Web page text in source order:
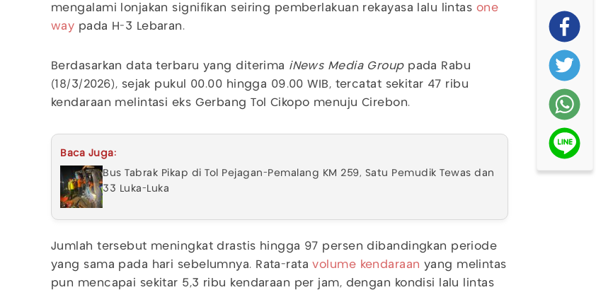
mengalami lonjakan signifikan seiring pemberlakuan rekayasa lalu lintas one
way pada H-3 Lebaran.
Berdasarkan data terbaru yang diterima iNews Media Grouppada Rabu
(18/3/2026), sejak pukul 00.00 hingga 09.00 WIB, tercatat sekitar 47 ribu
kendaraan melintasi eks Gerbang Tol Cikopo menuju Cirebon.
Baca Juga:
Bus Tabrak Pikap di Tol Pejagan-Pemalang KM 259, Satu Pemudik Tewas dan
33 Luka-Luka
Jumlah tersebut meningkat drastis hingga 97 persen dibandingkan periode
yang sama pada hari sebelumnya. Rata-ratavolume kendaraan yang melintas
pun mencapai sekitar 5,3 ribu kendaraan per jam, dengan kondisi lalu lintas